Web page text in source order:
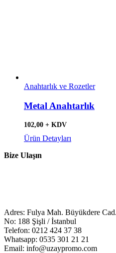
Anahtarlık ve Rozetler
Metal Anahtarlık
102,00 + KDV
Ürün Detayları
Bize Ulaşın
Adres: Fulya Mah. Büyükdere
No: 188 Şişli / İstanbul
Telefon: 0212 424 37 38
Whatsapp: 0535 301 21 21
Email: info@uzaypromo.com